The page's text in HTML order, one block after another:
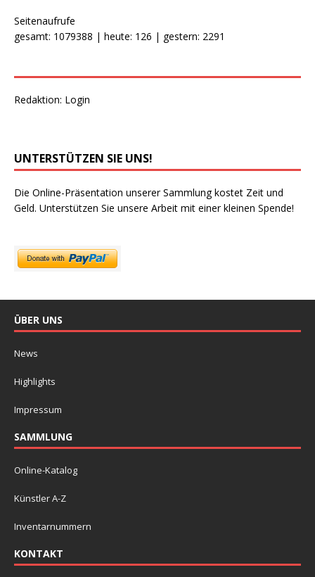
Seitenaufrufe
gesamt: 1079388 | heute: 126 | gestern: 2291
Redaktion: Login
UNTERSTÜTZEN SIE UNS!
Die Online-Präsentation unserer Sammlung kostet Zeit und
Geld. Unterstützen Sie unsere Arbeit mit einer kleinen Spende!
ÜBER UNS
News
Highlights
Impressum
SAMMLUNG
Online-Katalog
Künstler A-Z
Inventarnummern
KONTAKT